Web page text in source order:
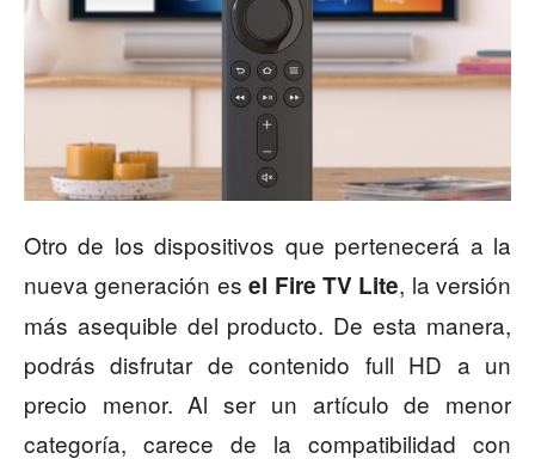
Otro de los dispositivos que pertenecerá a la
nueva generación esel Fire TV Lite, la versión
más asequible del producto. De esta manera,
podrás disfrutar de contenido full HD a un
precio menor. Al ser un artículo de menor
categoría, carece de la compatibilidad con